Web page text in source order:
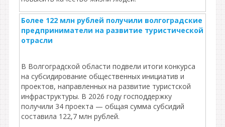
Более 122 млн рублей получили волгоградские
предприниматели на развитие туристической
отрасли
В Волгоградской области подвели итоги конкурса
на субсидирование общественных инициатив и
проектов, направленных на развитие туристской
инфраструктуры. В 2026 году господдержку
получили 34 проекта — общая сумма субсидий
составила 122,7 млн рублей.